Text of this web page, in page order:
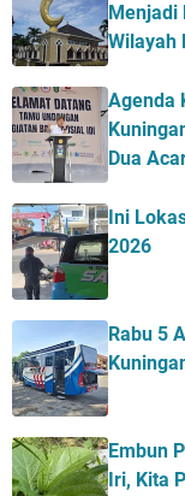
Menjadi
Wilayah
Agenda
Dua
Ini
2026
Rabu 5
Embun
Iri, Kita